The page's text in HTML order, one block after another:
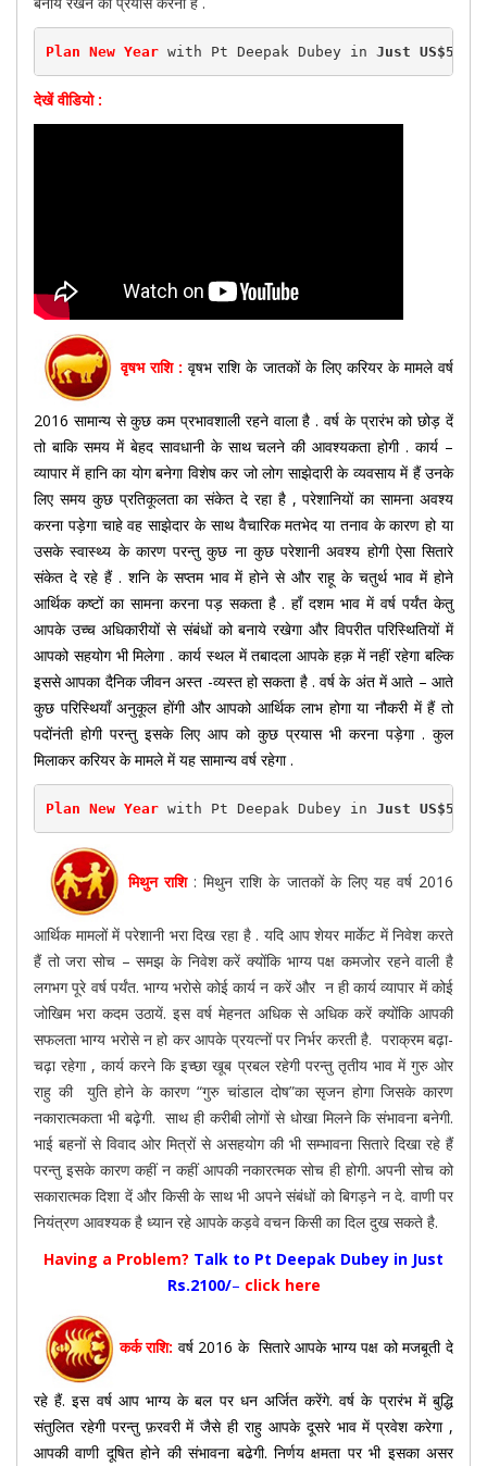
Plan New Year with Pt Deepak Dubey in Just
देखें वीडियो :
वृषभ राशि :वृषभ राशि के जातकों के लिए करियर के मामले वर्ष
2016 सामान्य से कुछ कम प्रभावशाली रहने वाला है . वर्ष के प्रारंभ को छोड़ दें
तो बाकि समय में बेहद सावधानी के साथ चलने की आवश्यकता होगी . कार्य –
व्यापार में हानि का योग बनेगा विशेष कर जो लोग साझेदारी के व्यवसाय में हैं उनके
लिए समय कुछ प्रतिकूलता का संकेत दे रहा है , परेशानियों का सामना अवश्य
करना पड़ेगा चाहे वह साझेदार के साथ वैचारिक मतभेद या तनाव के कारण हो या
उसके स्वास्थ्य के कारण परन्तु कुछ ना कुछ परेशानी अवश्य होगी ऐसा सितारे
संकेत दे रहे हैं . शनि के सप्तम भाव में होने से और राहू के चतुर्थ भाव में होने
आर्थिक कष्टों का सामना करना पड़ सकता है . हाँ दशम भाव में वर्ष पर्यंत केतु
आपके उच्च अधिकारीयों से संबंधों को बनाये रखेगा और विपरीत परिस्थितियों में
आपको सहयोग भी मिलेगा . कार्य स्थल में तबादला आपके हक़ में नहीं रहेगा बल्कि
इससे आपका दैनिक जीवन अस्त -व्यस्त हो सकता है . वर्ष के अंत में आते – आते
कुछ परिस्थियाँ अनुकूल होंगी और आपको आर्थिक लाभ होगा या नौकरी में हैं तो
पदोंनंती होगी परन्तु इसके लिए आप को कुछ प्रयास भी करना पड़ेगा . कुल
मिलाकर करियर के मामले में यह सामान्य वर्ष रहेगा .
Plan New Year with Pt Deepak Dubey in Just
मिथुन राशि: मिथुन राशि के जातकों के लिए यह वर्ष 2016
आर्थिक मामलों में परेशानी भरा दिख रहा है . यदि आप शेयर मार्केट में निवेश करते
हैं तो जरा सोच – समझ के निवेश करें क्योंकि भाग्य पक्ष कमजोर रहने वाली है
लगभग पूरे वर्ष पर्यंत. भाग्य भरोसे कोई कार्य न करें और न ही कार्य व्यापार में कोई
जोखिम भरा कदम उठायें. इस वर्ष मेहनत अधिक से अधिक करें क्योंकि आपकी
सफलता भाग्य भरोसे न हो कर आपके प्रयत्नों पर निर्भर करती है. पराक्रम बढ़ा-
चढ़ा रहेगा , कार्य करने कि इच्छा खूब प्रबल रहेगी परन्तु तृतीय भाव में गुरु ओर
राहु की युति होने के कारण “गुरु चांडाल दोष”का सृजन होगा जिसके कारण
नकारात्मकता भी बढ़ेगी. साथ ही करीबी लोगों से धोखा मिलने कि संभावना बनेगी.
भाई बहनों से विवाद ओर मित्रों से असहयोग की भी सम्भावना सितारे दिखा रहे हैं
परन्तु इसके कारण कहीं न कहीं आपकी नकारत्मक सोच ही होगी. अपनी सोच को
सकारात्मक दिशा दें और किसी के साथ भी अपने संबंधों को बिगड़ने न दे. वाणी पर
नियंत्रण आवश्यक है ध्यान रहे आपके कड़वे वचन किसी का दिल दुख सकते है.
Having a Problem? Talk to Pt Deepak Dubey in Just
Rs.2100/– click here
कर्क राशि: वर्ष 2016 के सितारे आपके भाग्य पक्ष को मजबूती दे
रहे हैं. इस वर्ष आप भाग्य के बल पर धन अर्जित करेंगे. वर्ष के प्रारंभ में बुद्धि
संतुलित रहेगी परन्तु फ़रवरी में जैसे ही राहु आपके दूसरे भाव में प्रवेश करेगा ,
आपकी वाणी दूषित होने की संभावना बढेगी. निर्णय क्षमता पर भी इसका असर